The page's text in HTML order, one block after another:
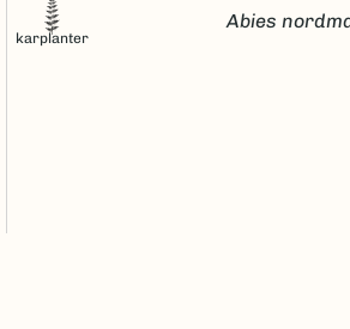
karplanter
Abies